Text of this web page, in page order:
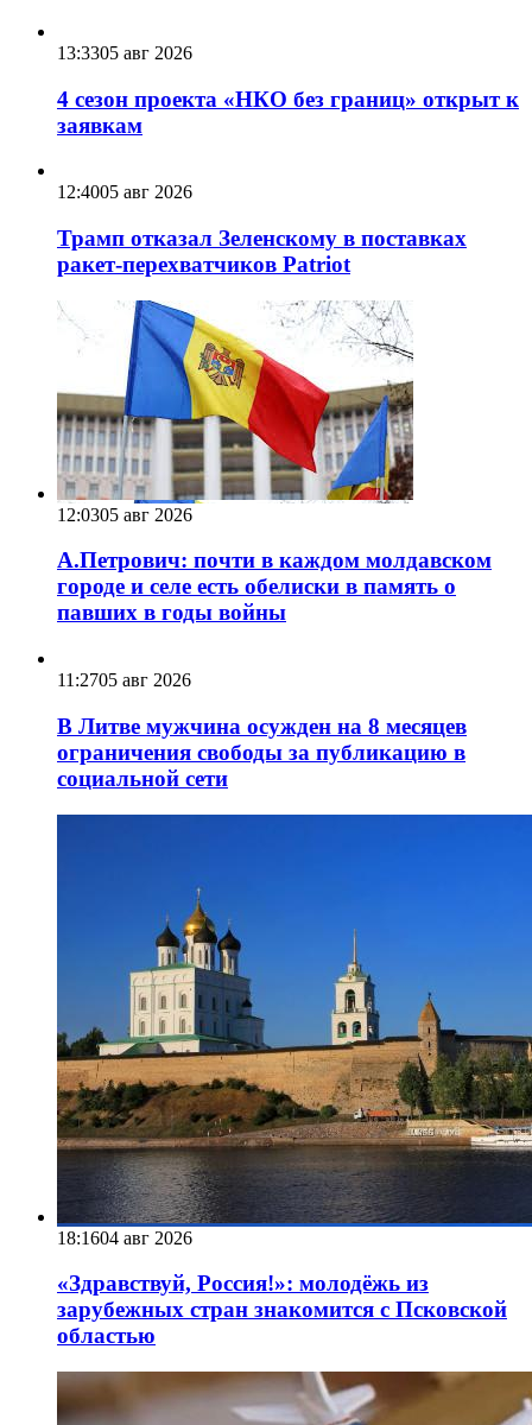
13:3305 авг 2026
4 сезон проекта «НКО без границ» открыт к
заявкам
12:4005 авг 2026
Трамп отказал Зеленскому в поставках
ракет-перехватчиков Patriot
12:0305 авг 2026
А.Петрович: почти в каждом молдавском
городе и селе есть обелиски в память о
павших в годы войны
11:2705 авг 2026
В Литве мужчина осужден на 8 месяцев
ограничения свободы за публикацию в
социальной сети
18:1604 авг 2026
«Здравствуй, Россия!»: молодёжь из
зарубежных стран знакомится с Псковской
областью